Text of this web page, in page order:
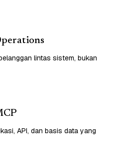
lintas sistem, bukan
API, dan basis data yang